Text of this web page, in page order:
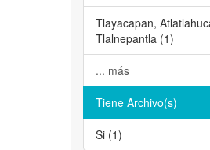
Tlayacapan,
Tlalnepantla (1)
... más
Tiene Archivo(s)
Si (1)